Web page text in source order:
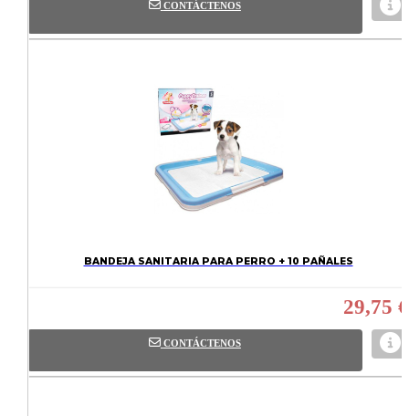
CONTÁCTENOS
BANDEJA SANITARIA PARA PERRO + 10 PAÑALES
29,75 €
CONTÁCTENOS